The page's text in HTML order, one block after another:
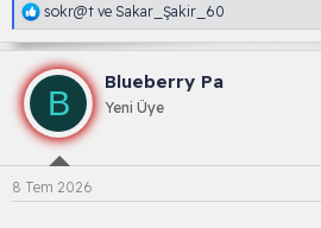
R
e
a
k
y
o
n
l
a
sokr@t ve Sakar_Şakir_60
B
Blueberry Pa
Yeni Üye
8 Tem 2026